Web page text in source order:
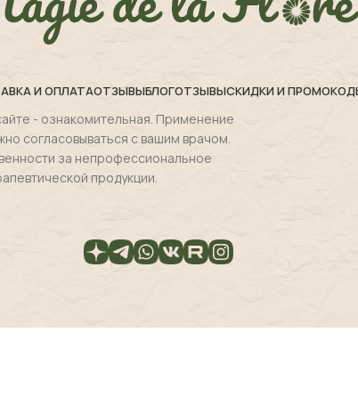
И ОПЛАТАОТЗЫВЫБЛОГОТЗЫВЫСКИДКИ И
- ознакомительная. Применение
согласовываться с вашим врачом.
за непрофессиональное
продукции.